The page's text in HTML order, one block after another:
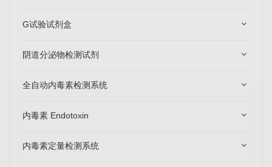
G试验试剂盒
阴道分泌物检测试剂
全自动内毒素检测系统
内毒素 Endotoxin
内毒素定量检测系统